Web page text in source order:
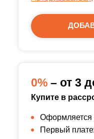
0% – от 3
Купите в
Оформляется
Первый